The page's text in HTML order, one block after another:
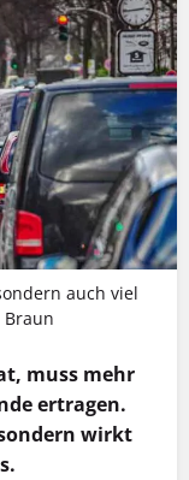
auch viel
Braun
muss mehr
ertragen.
wirkt